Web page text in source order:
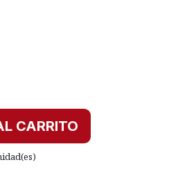
CARRITO